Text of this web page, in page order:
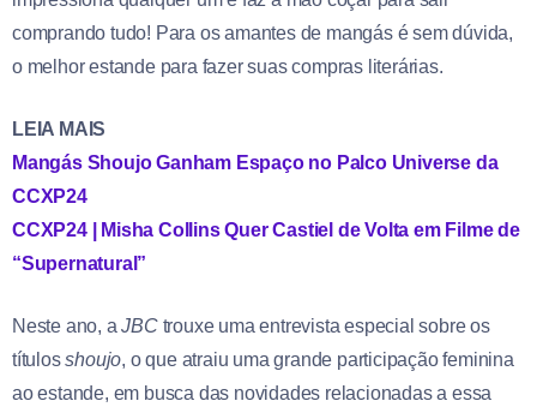
comprando tudo! Para os amantes de mangás é sem dúvida,
o melhor estande para fazer suas compras literárias.
LEIA MAIS
Mangás Shoujo Ganham Espaço no Palco Universe da
CCXP24
CCXP24 | Misha Collins Quer Castiel de Volta em Filme de
“Supernatural”
Neste ano, aJBCtrouxe uma entrevista especial sobre os
títulosshoujo, o que atraiu uma grande participação feminina
ao estande, em busca das novidades relacionadas a essa